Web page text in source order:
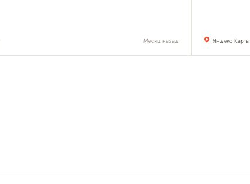
Месяц назад Яндекс Карты